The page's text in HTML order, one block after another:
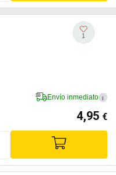
1
Envío inmediato i
4,95 €